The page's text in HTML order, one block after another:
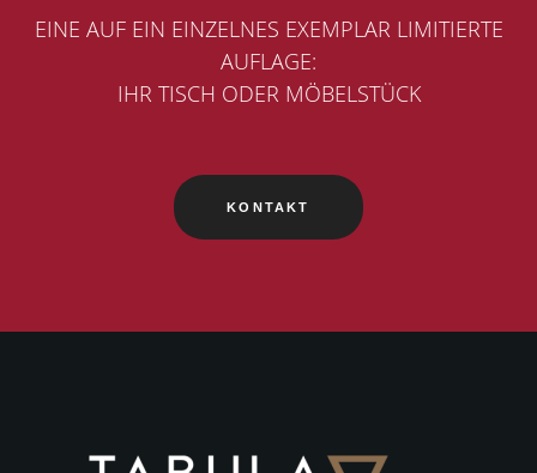
EINE AUF EIN EINZELNES EXEMPLAR LIMITIERTE
AUFLAGE:
IHR TISCH ODER MÖBELSTÜCK
KONTAKT